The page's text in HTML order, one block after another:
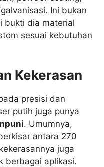
Ini bukan
bukti dia material
sesuai kebutuhan
Kekerasan
presisi dan
putih juga punya
. Umumnya,
antara 270
juga
berbagai aplikasi.